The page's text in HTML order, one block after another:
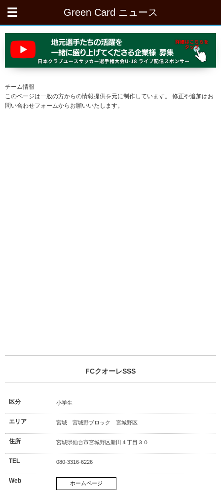
Green Card ニュース
チーム情報
このページは一般の方からの情報提供を元に制作しています。 修正や追加はお
問い合わせフォームからお願いいたします。
FCクオーレSSS
区分 小学生
エリア 宮城 宮城野ブロック 宮城野区
住所 宮城県仙台市宮城野区新田４丁目３０
TEL 080-3316-6226
Web ホームページ